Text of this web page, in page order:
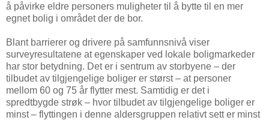
å påvirke eldre personers muligheter til å bytte til en mer
egnet bolig i området der de bor.
Blant barrierer og drivere på samfunnsnivå viser
surveyresultatene at egenskaper ved lokale boligmarkeder
har stor betydning. Det er i sentrum av storbyene – der
tilbudet av tilgjengelige boliger er størst – at personer
mellom 60 og 75 år flytter mest. Samtidig er det i
spredtbygde strøk – hvor tilbudet av tilgjengelige boliger er
minst – flyttingen i denne aldersgruppen relativt sett er minst